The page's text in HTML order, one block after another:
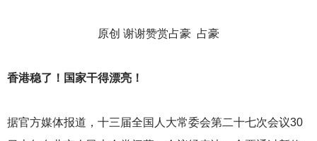
原创 谢谢赞赏占豪 占豪
香港稳了！国家干得漂亮！
据官方媒体报道，十三届全国人大常委会第二十七次会议30